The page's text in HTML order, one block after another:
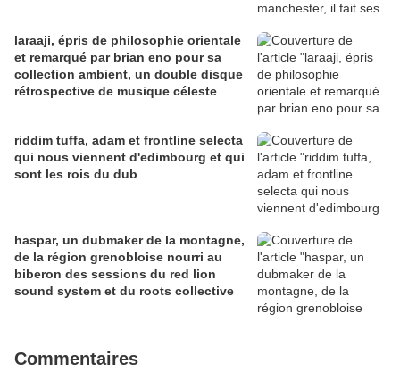
laraaji, épris de philosophie orientale
et remarqué par brian eno pour sa
collection ambient, un double disque
rétrospective de musique céleste
riddim tuffa, adam et frontline selecta
qui nous viennent d'edimbourg et qui
sont les rois du dub
haspar, un dubmaker de la montagne,
de la région grenobloise nourri au
biberon des sessions du red lion
sound system et du roots collective
Commentaires